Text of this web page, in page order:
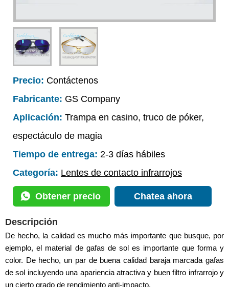
Precio: Contáctenos
Fabricante: GS Company
Aplicación: Trampa en casino, truco de póker,
espectáculo de magia
Tiempo de entrega: 2-3 días hábiles
Categoría: Lentes de contacto infrarrojos
Obtener precio Chatea ahora
Descripción
De hecho, la calidad es mucho más importante que busque, por
ejemplo, el material de gafas de sol es importante que forma y
color. De hecho, un par de buena calidad baraja marcada gafas
de sol incluyendo una apariencia atractiva y buen filtro infrarrojo y
un cierto grado de rendimiento anti-impacto.